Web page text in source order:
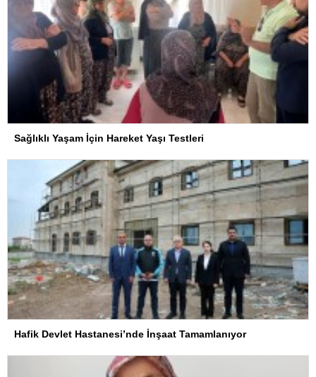
Sağlıklı Yaşam İçin Hareket Yaşı Testleri
Hafik Devlet Hastanesi’nde İnşaat Tamamlanıyor